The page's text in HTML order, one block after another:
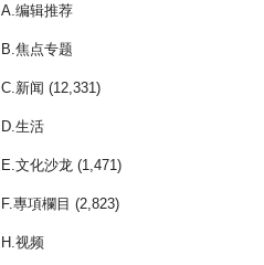
A.编辑推荐
B.焦点专题
C.新闻 (12,331)
D.生活
E.文化沙龙 (1,471)
F.專項欄目 (2,823)
H.视频